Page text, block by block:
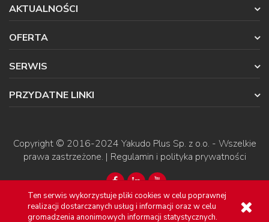
Ten serwis wykorzystuje pliki cookies w celu poprawnej
realizacji dostarczanych usług i informacji oraz w celu
gromadzenia anonimowych informacji statystycznych.
AKTUALNOŚCI
OFERTA
SERWIS
PRZYDATNE LINKI
Copyright © 2016-2024 Yakudo Plus Sp. z o.o. - Wszelkie
prawa zastrzeżone. | Regulamin i polityka prywatności